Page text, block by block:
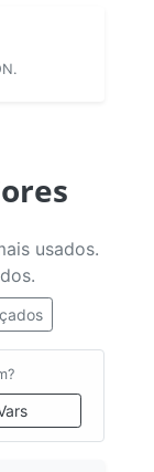
usados.